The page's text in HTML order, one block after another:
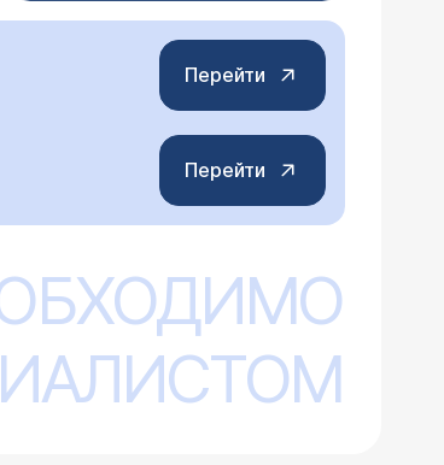
Перейти
Перейти